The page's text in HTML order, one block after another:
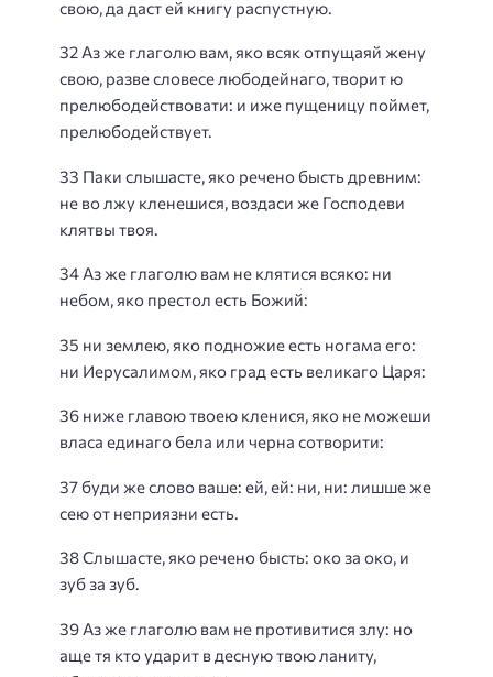
свою, да даст ей книгу распустную.
32 Аз же глаголю вам, яко всяк отпущаяй жену
свою, разве словесе любодейнаго, творит ю
прелюбодействовати: и иже пущеницу поймет,
прелюбодействует.
33 Паки слышасте, яко речено бысть древним:
не во лжу кленешися, воздаси же Господеви
клятвы твоя.
34 Аз же глаголю вам не клятися всяко: ни
небом, яко престол есть Божий:
35 ни землею, яко подножие есть ногама его:
ни Иерусалимом, яко град есть великаго Царя:
36 ниже главою твоею кленися, яко не можеши
власа единаго бела или черна сотворити:
37 буди же слово ваше: ей, ей: ни, ни: лишше же
сею от неприязни есть.
38 Слышасте, яко речено бысть: око за око, и
зуб за зуб.
39 Аз же глаголю вам не противитися злу: но
аще тя кто ударит в десную твою ланиту,